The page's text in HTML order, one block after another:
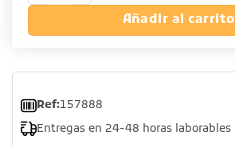
Añadir al carrito
Ref:157888
Entregas en 24-48 horas laborables